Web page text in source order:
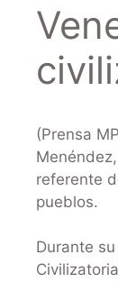
(Prensa
referente
pueblos.
Durante